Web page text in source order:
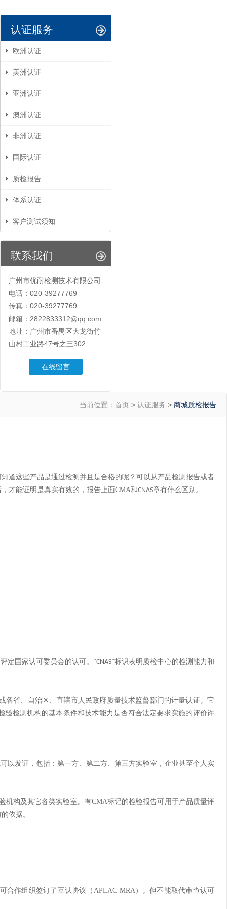
认证服务
欧洲认证
美洲认证
亚洲认证
澳洲认证
非洲认证
国际认证
质检报告
体系认证
客户测试须知
联系我们
广州市优耐检测技术有限公司
电话：020-39277769
传真：020-39277769
邮箱：2822833312@qq.com
地址：广州市番禺区大龙街竹
山村工业路47号之三302
在线留言
当前位置： 首页 > 认证服务 > 商城质检报告
道这些产品是通过检测并且是合格的呢？可以从产品检测报告或者
才能证明是真实有效的，报告上面CMA和CNAS章有什么区别。
定国家认可委员会的认可。 “CNAS”标识表明质检中心的检测能力和
省、自治区、直辖市人民政府质量技术监督部门的计量认证。它
检测机构的基本条件和技术能力是否符合法定要求实施的评价许
以发证，包括：第一方、第二方、第三方实验室，企业甚至个人实
机构及其它各类实验室。有CMA标记的检验报告可用于产品质量评
依据。
合作组织签订了互认协议（ APLAC-MRA）。但不能取代审查认可